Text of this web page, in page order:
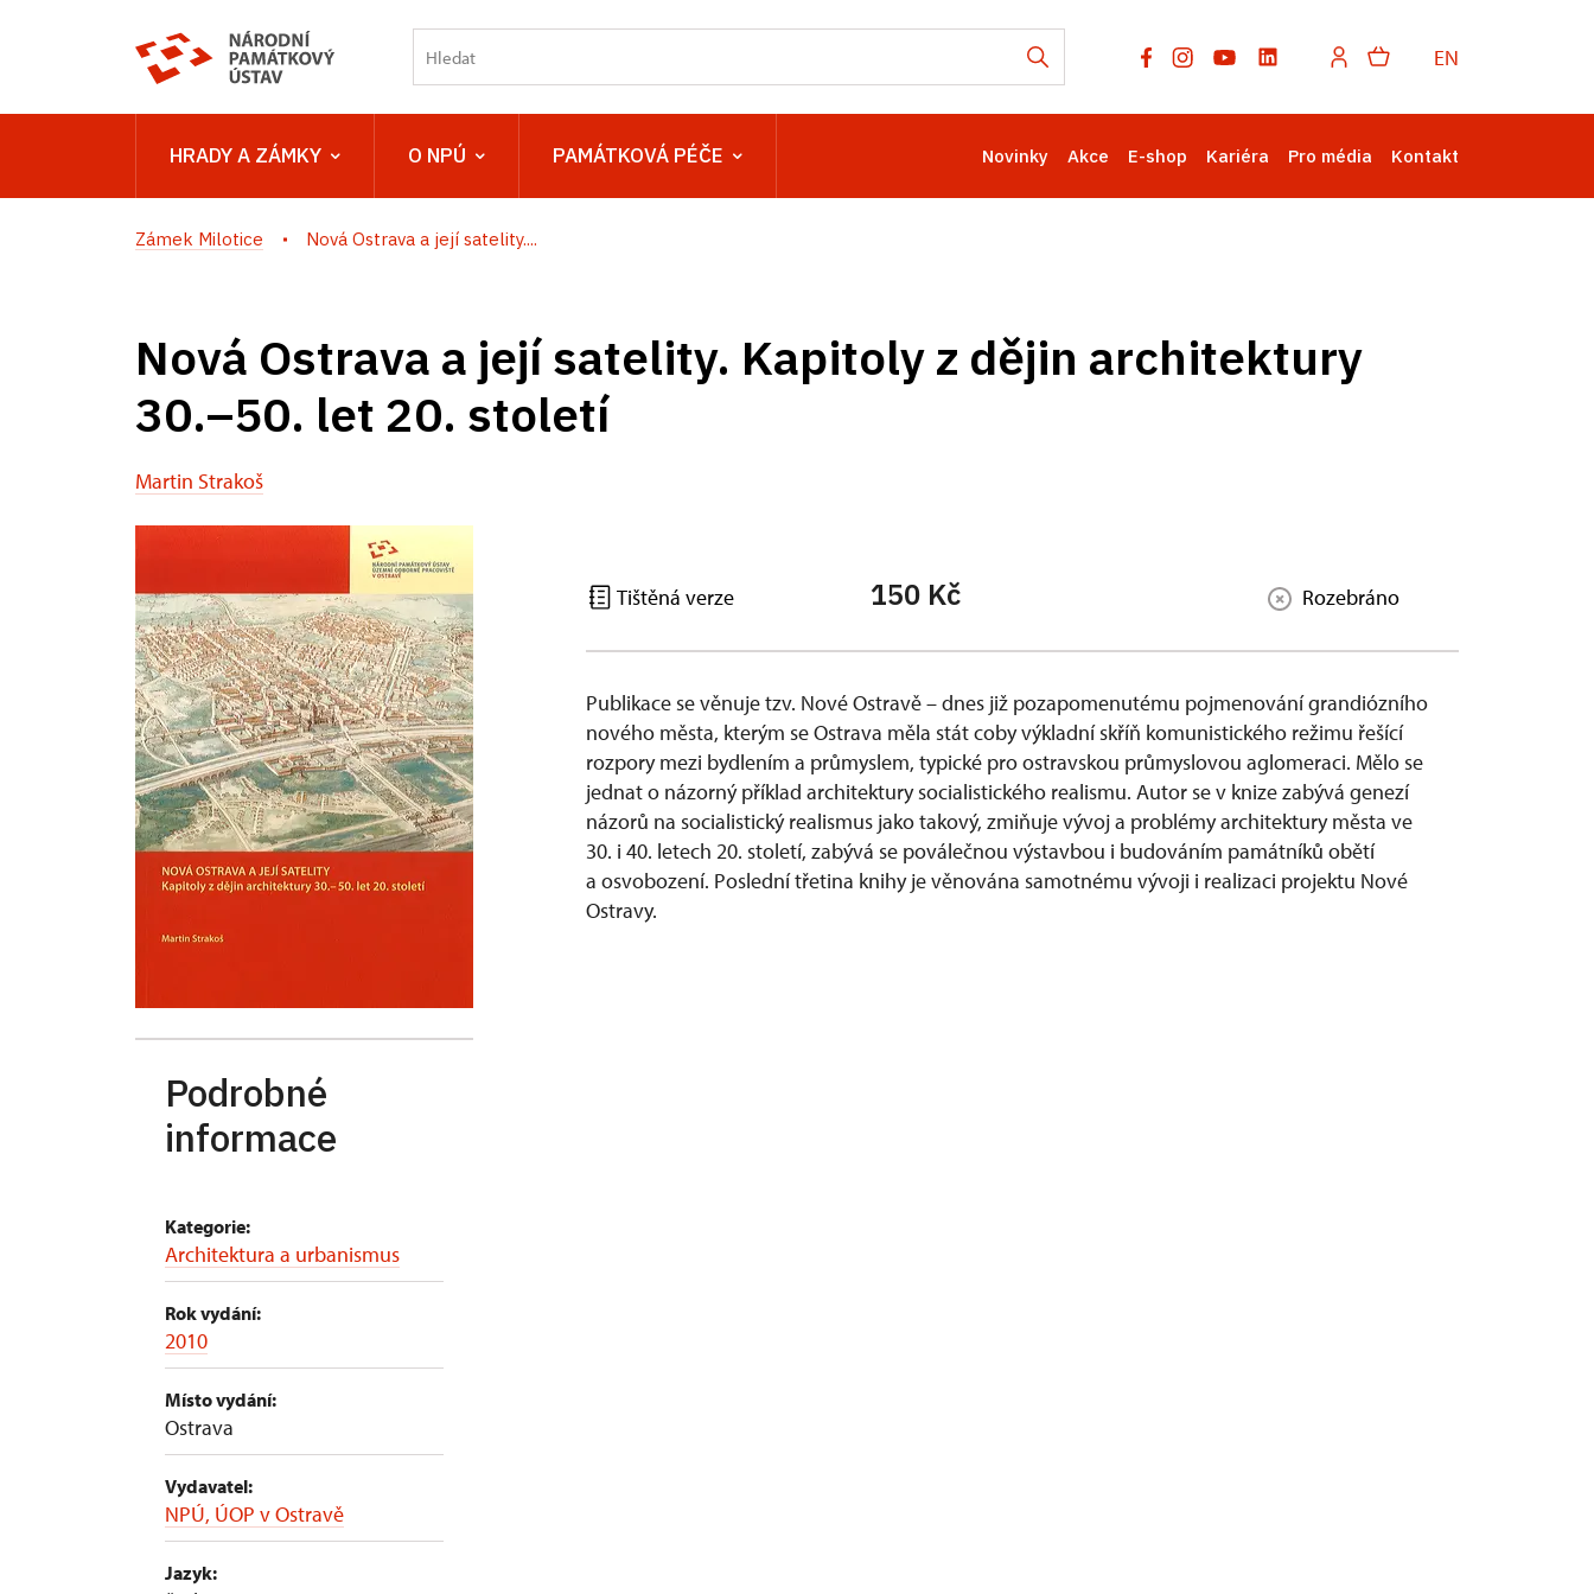
EN
HRADY A ZÁMKY O NPÚ PAMÁTKOVÁ PÉČE Novinky Akce E-shop Kariéra Pro média Kontakt
Zámek Milotice Nová Ostrava a její satelity....
Nová Ostrava a její satelity. Kapitoly z dějin architektury
30.–50. let 20. století
Martin Strakoš
Podrobné
informace
Kategorie:
Architektura a urbanismus
Rok vydání:
2010
Místo vydání:
Ostrava
Vydavatel:
NPÚ, ÚOP v Ostravě
Jazyk:
Tištěná verze 150 Kč Rozebráno
Publikace se věnuje tzv. Nové Ostravě – dnes již pozapomenutému pojmenování grandiózního
nového města, kterým se Ostrava měla stát coby výkladní skříň komunistického režimu řešící
rozpory mezi bydlením a průmyslem, typické pro ostravskou průmyslovou aglomeraci. Mělo se
jednat o názorný příklad architektury socialistického realismu. Autor se v knize zabývá genezí
názorů na socialistický realismus jako takový, zmiňuje vývoj a problémy architektury města ve
30. i 40. letech 20. století, zabývá se poválečnou výstavbou i budováním památníků obětí
a osvobození. Poslední třetina knihy je věnována samotnému vývoji i realizaci projektu Nové
Ostravy.